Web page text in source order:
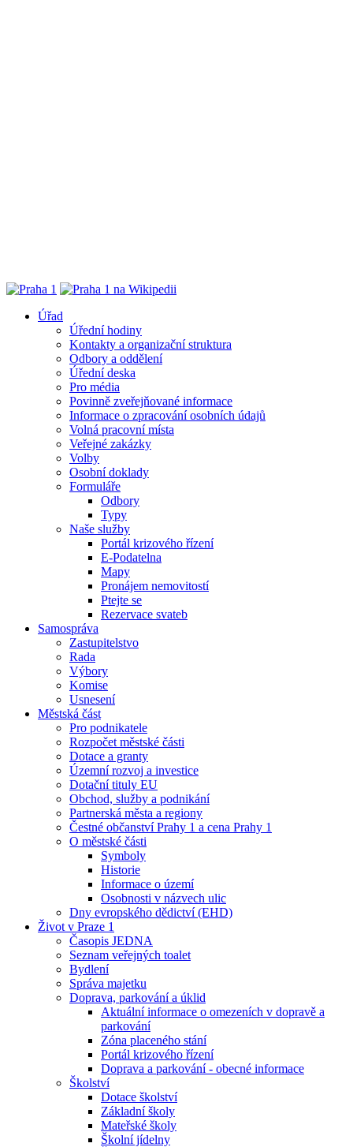
Úřad
Úřední hodiny
Kontakty a organizační struktura
Odbory a oddělení
Úřední deska
Pro média
Povinně zveřejňované informace
Informace o zpracování osobních údajů
Volná pracovní místa
Veřejné zakázky
Volby
Osobní doklady
Formuláře
Odbory
Typy
Naše služby
Portál krizového řízení
E-Podatelna
Mapy
Pronájem nemovitostí
Ptejte se
Rezervace svateb
Samospráva
Zastupitelstvo
Rada
Výbory
Komise
Usnesení
Městská část
Pro podnikatele
Rozpočet městské části
Dotace a granty
Územní rozvoj a investice
Dotační tituly EU
Obchod, služby a podnikání
Partnerská města a regiony
Čestné občanství Prahy 1 a cena Prahy 1
O městské části
Symboly
Historie
Informace o území
Osobnosti v názvech ulic
Dny evropského dědictví (EHD)
Život v Praze 1
Časopis JEDNA
Seznam veřejných toalet
Bydlení
Správa majetku
Doprava, parkování a úklid
Aktuální informace o omezeních v dopravě a
parkování
Zóna placeného stání
Portál krizového řízení
Doprava a parkování - obecné informace
Školství
Dotace školství
Základní školy
Mateřské školy
Školní jídelny